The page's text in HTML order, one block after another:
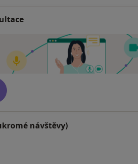
návštěvy)